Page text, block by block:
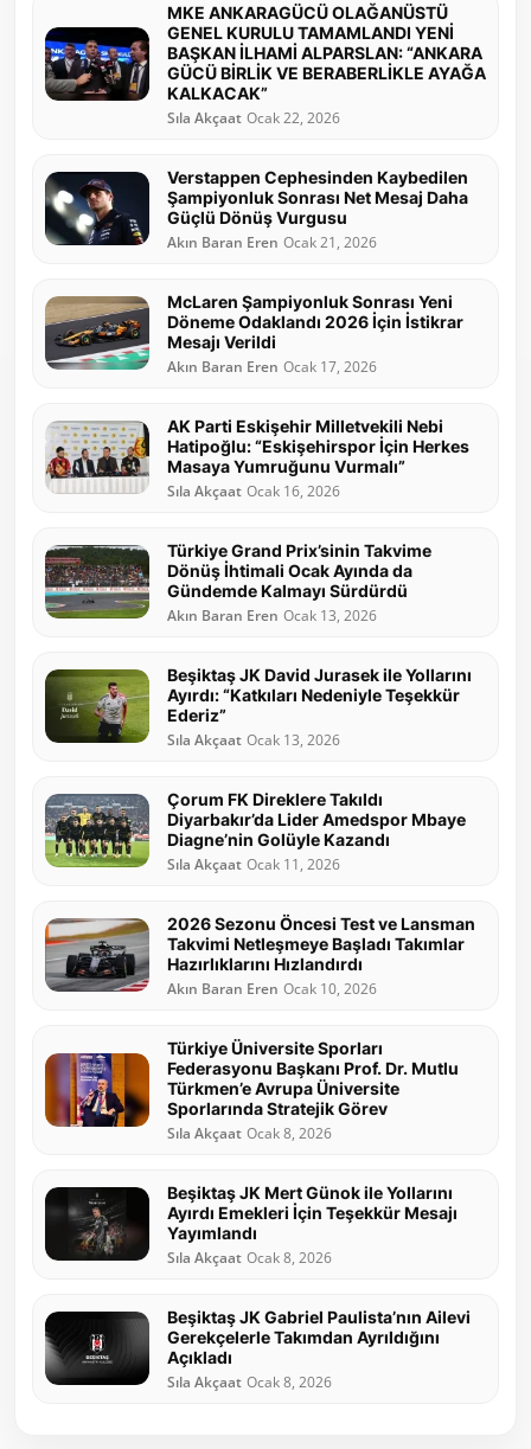
MKE ANKARAGÜCÜ OLAĞANÜSTÜ
GENEL KURULU TAMAMLANDI YENİ
BAŞKAN İLHAMİ ALPARSLAN: “ANKARA
GÜCÜ BİRLİK VE BERABERLİKLE AYAĞA
KALKACAK”
Sıla Akçaat Ocak 22, 2026
Verstappen Cephesinden Kaybedilen
Şampiyonluk Sonrası Net Mesaj Daha
Güçlü Dönüş Vurgusu
Akın Baran Eren Ocak 21, 2026
McLaren Şampiyonluk Sonrası Yeni
Döneme Odaklandı 2026 İçin İstikrar
Mesajı Verildi
Akın Baran Eren Ocak 17, 2026
AK Parti Eskişehir Milletvekili Nebi
Hatipoğlu: “Eskişehirspor İçin Herkes
Masaya Yumruğunu Vurmalı”
Sıla Akçaat Ocak 16, 2026
Türkiye Grand Prix’sinin Takvime
Dönüş İhtimali Ocak Ayında da
Gündemde Kalmayı Sürdürdü
Akın Baran Eren Ocak 13, 2026
Beşiktaş JK David Jurasek ile Yollarını
Ayırdı: “Katkıları Nedeniyle Teşekkür
Ederiz”
Sıla Akçaat Ocak 13, 2026
Çorum FK Direklere Takıldı
Diyarbakır’da Lider Amedspor Mbaye
Diagne’nin Golüyle Kazandı
Sıla Akçaat Ocak 11, 2026
2026 Sezonu Öncesi Test ve Lansman
Takvimi Netleşmeye Başladı Takımlar
Hazırlıklarını Hızlandırdı
Akın Baran Eren Ocak 10, 2026
Türkiye Üniversite Sporları
Federasyonu Başkanı Prof. Dr. Mutlu
Türkmen’e Avrupa Üniversite
Sporlarında Stratejik Görev
Sıla Akçaat Ocak 8, 2026
Beşiktaş JK Mert Günok ile Yollarını
Ayırdı Emekleri İçin Teşekkür Mesajı
Yayımlandı
Sıla Akçaat Ocak 8, 2026
Beşiktaş JK Gabriel Paulista’nın Ailevi
Gerekçelerle Takımdan Ayrıldığını
Açıkladı
Sıla Akçaat Ocak 8, 2026